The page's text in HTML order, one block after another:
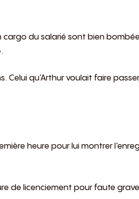
du salarié sont bien
Celui qu’Arthur voulait faire
heure pour lui montrer
de licenciement pour faute